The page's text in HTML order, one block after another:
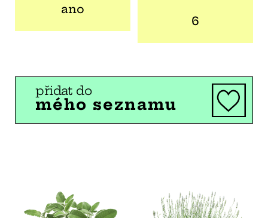
ano
6
přidat do
mého seznamu